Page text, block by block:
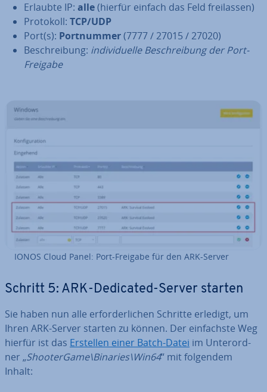
Erlaubte IP: alle(hierfür einfach das Feld frei­las­sen)
Protokoll: TCP/UDP
Port(s): Port­num­mer(7777 / 27015 / 27020)
Be­schrei­bung: in­di­vi­du­el­le Be­schrei­bung der Port-
Freigabe
IONOS Cloud Panel: Port-Freigabe für den ARK-Server
Schritt 5: ARK-Dedicated-Server starten
Sie haben nun alle er­for­der­li­chen Schritte erledigt, um
Ihren ARK-Server starten zu können. Der ein­fachs­te Weg
hierfür ist das Erstellen einer Batch-Datei im Un­ter­ord­
ner „Shoo­ter­Game\Binaries\Win64“ mit folgendem
Inhalt: